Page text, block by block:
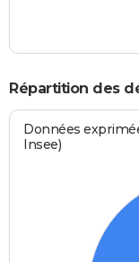
Répartition des
Données
Insee)